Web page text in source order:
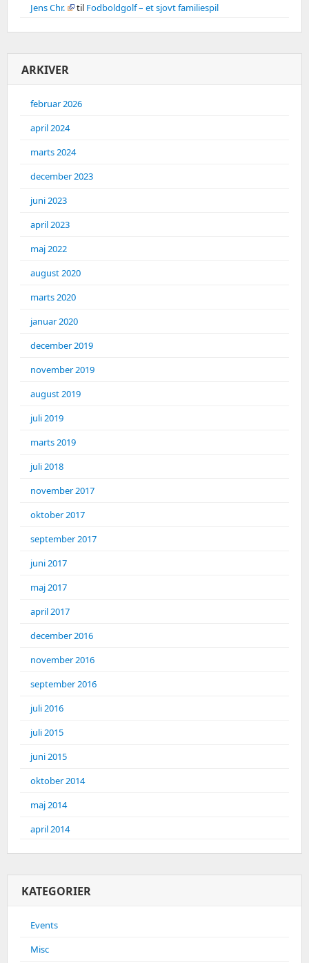
Jens Chr.
til Fodboldgolf – et sjovt familiespil
ARKIVER
februar 2026
april 2024
marts 2024
december 2023
juni 2023
april 2023
maj 2022
august 2020
marts 2020
januar 2020
december 2019
november 2019
august 2019
juli 2019
marts 2019
juli 2018
november 2017
oktober 2017
september 2017
juni 2017
maj 2017
april 2017
december 2016
november 2016
september 2016
juli 2016
juli 2015
juni 2015
oktober 2014
maj 2014
april 2014
KATEGORIER
Events
Misc